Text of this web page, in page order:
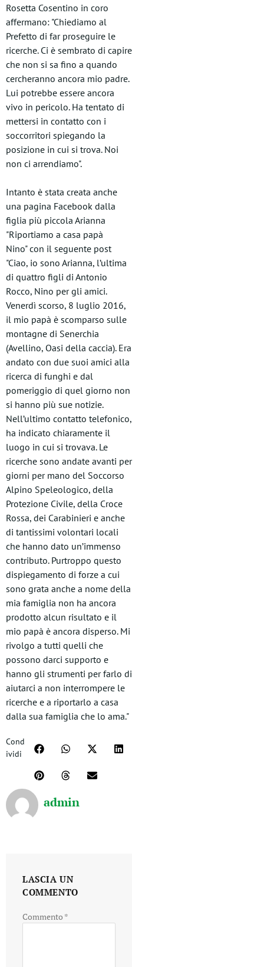
Rosetta Cosentino in coro
affermano: "Chiediamo al
Prefetto di far proseguire le
ricerche. Ci è sembrato di capire
che non si sa fino a quando
cercheranno ancora mio padre.
Lui potrebbe essere ancora
vivo in pericolo. Ha tentato di
mettersi in contatto con i
soccorritori spiegando la
posizione in cui si trova. Noi
non ci arrendiamo".
Intanto è stata creata anche
una pagina Facebook dalla
figlia più piccola Arianna
"Riportiamo a casa papà
Nino" con il seguente post
"Ciao, io sono Arianna, l’ultima
di quattro figli di Antonio
Rocco, Nino per gli amici.
Venerdì scorso, 8 luglio 2016,
il mio papà è scomparso sulle
montagne di Senerchia
(Avellino, Oasi della caccia). Era
andato con due suoi amici alla
ricerca di funghi e dal
pomeriggio di quel giorno non
si hanno più sue notizie.
Nell’ultimo contatto telefonico,
ha indicato chiaramente il
luogo in cui si trovava. Le
ricerche sono andate avanti per
giorni per mano del Soccorso
Alpino Speleologico, della
Protezione Civile, della Croce
Rossa, dei Carabinieri e anche
di tantissimi volontari locali
che hanno dato un’immenso
contributo. Purtroppo questo
dispiegamento di forze a cui
sono grata anche a nome della
mia famiglia non ha ancora
prodotto alcun risultato e il
mio papà è ancora disperso. Mi
rivolgo a tutti quelli che
possono darci supporto e
hanno gli strumenti per farlo di
aiutarci a non interrompere le
ricerche e a riportarlo a casa
dalla sua famiglia che lo ama."
Cond
ividi
admin
LASCIA UN
COMMENTO
Commento *